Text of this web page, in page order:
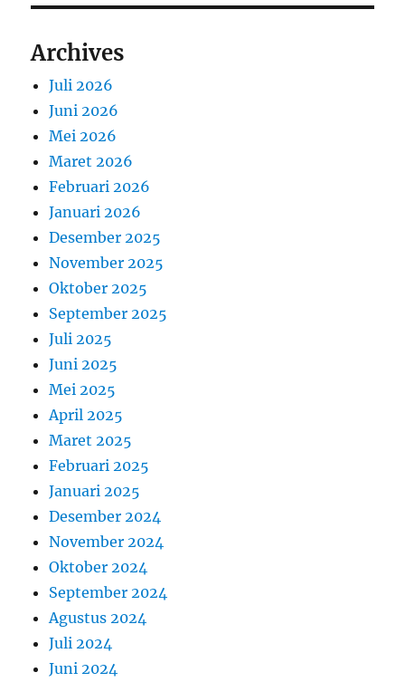
Archives
Juli 2026
Juni 2026
Mei 2026
Maret 2026
Februari 2026
Januari 2026
Desember 2025
November 2025
Oktober 2025
September 2025
Juli 2025
Juni 2025
Mei 2025
April 2025
Maret 2025
Februari 2025
Januari 2025
Desember 2024
November 2024
Oktober 2024
September 2024
Agustus 2024
Juli 2024
Juni 2024